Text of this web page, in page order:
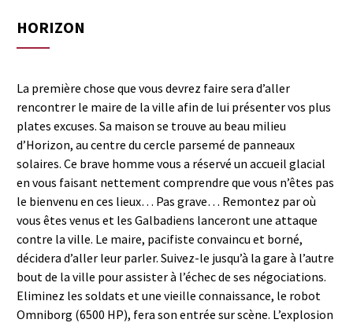
HORIZON
La première chose que vous devrez faire sera d’aller
rencontrer le maire de la ville afin de lui présenter vos plus
plates excuses. Sa maison se trouve au beau milieu
d’Horizon, au centre du cercle parsemé de panneaux
solaires. Ce brave homme vous a réservé un accueil glacial
en vous faisant nettement comprendre que vous n’êtes pas
le bienvenu en ces lieux… Pas grave… Remontez par où
vous êtes venus et les Galbadiens lanceront une attaque
contre la ville. Le maire, pacifiste convaincu et borné,
décidera d’aller leur parler. Suivez-le jusqu’à la gare à l’autre
bout de la ville pour assister à l’échec de ses négociations.
Eliminez les soldats et une vieille connaissance, le robot
Omniborg (6500 HP), fera son entrée sur scène. L’explosion